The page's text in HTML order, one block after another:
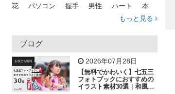
花 パソコン 握手 男性 ハート 本
トラック 木
吹き出し
飛行機 グラフ ビル 魚 家族 書類
歩く 工場 会社 太陽 キラキラ
もっと見る
ブログ
お役立ち情報 2026年07月28日
【無料でかわいく】七五三
フォトブックにおすすめの
イラスト素材30選｜和風の